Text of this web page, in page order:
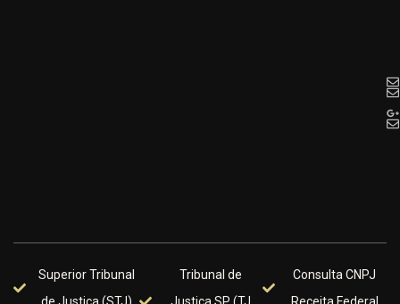
Superior Tribunal
Tribunal de
Consulta CNPJ